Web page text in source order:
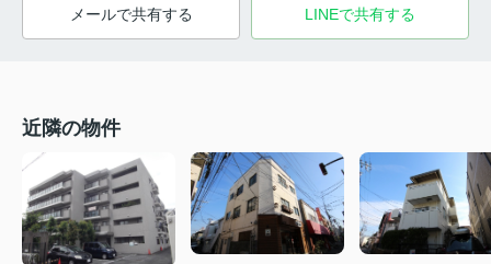
メールで共有する LINEで共有する
近隣の物件